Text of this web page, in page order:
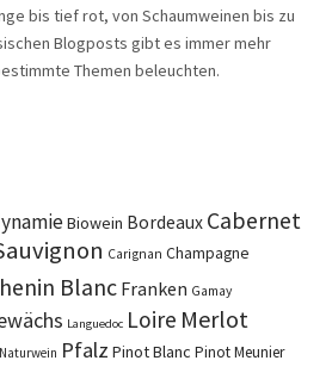
bis tief rot, von Schaumweinen bis zu
Blogposts gibt es immer mehr
Themen beleuchten.
Biowein Bordeaux Cabernet
Carignan Champagne
BlancFranken Gamay
Languedoc Loire Merlot
Naturwein Pfalz Pinot Blanc Pinot Meunier